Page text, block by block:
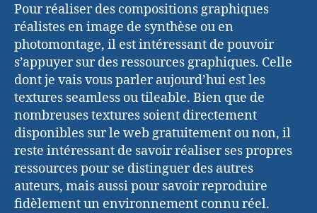
Pour réaliser des compositions graphiques
réalistes en image de synthèse ou en
photomontage, il est intéressant de pouvoir
s’appuyer sur des ressources graphiques. Celle
dont je vais vous parler aujourd’hui est les
textures seamless ou tileable. Bien que de
nombreuses textures soient directement
disponibles sur le web gratuitement ou non, il
reste intéressant de savoir réaliser ses propres
ressources pour se distinguer des autres
auteurs, mais aussi pour savoir reproduire
fidèlement un environnement connu réel.